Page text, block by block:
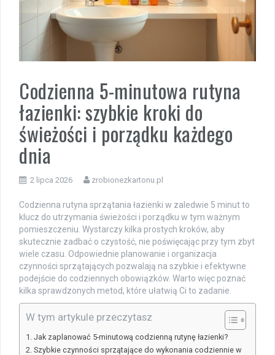
Codzienna 5-minutowa rutyna
łazienki: szybkie kroki do
świeżości i porządku każdego
dnia
2 lipca 2026 zrobionezkartonu.pl
Codzienna rutyna sprzątania łazienki w zaledwie 5 minut to
klucz do utrzymania świeżości i porządku w tym ważnym
pomieszczeniu. Wystarczy kilka prostych kroków, aby
skutecznie zadbać o czystość, nie poświęcając przy tym zbyt
wiele czasu. Odpowiednie planowanie i organizacja
czynności sprzątających pozwalają na szybkie i efektywne
podejście do codziennych obowiązków. Warto więc poznać
kilka sprawdzonych metod, które ułatwią Ci to zadanie.
W tym artykule przeczytasz
Jak zaplanować 5-minutową codzienną rutynę łazienki?
Szybkie czynności sprzątające do wykonania codziennie w